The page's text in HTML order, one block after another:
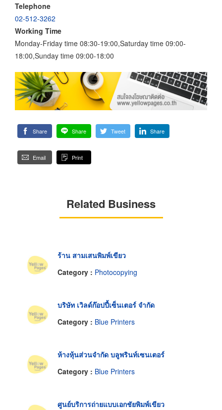
Telephone
02-512-3262
Working Time
Monday-Friday time 08:30-19:00,Saturday time 09:00-
18:00,Sunday time 09:00-18:00
Share Share Tweet Share
Email Print
Related Business
ร้าน สามเสนพิมพ์เขียว
Category : Photocopying
บริษัท เวิลด์ก๊อปปี้เซ็นเตอร์ จำกัด
Category : Blue Printers
ห้างหุ้นส่วนจำกัด บลูพรินท์เซนเตอร์
Category : Blue Printers
ศูนย์บริการถ่ายแบบเอกชัยพิมพ์เขียว